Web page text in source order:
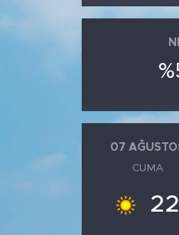
07
CUMA
22
Bingöl Kaza Haberleri